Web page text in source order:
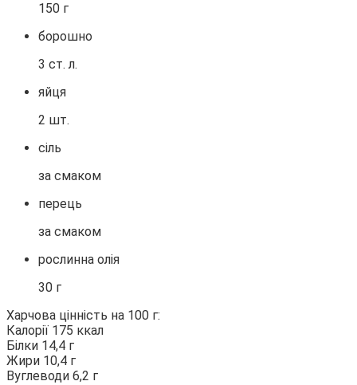
150 г
борошно
3 ст. л.
яйця
2 шт.
сіль
за смаком
перець
за смаком
рослинна олія
30 г
Харчова цінність на 100 г:
Калорії 175 ккал
Білки 14,4 г
Жири 10,4 г
Вуглеводи 6,2 г